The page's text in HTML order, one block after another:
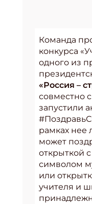
Команда
конкурса
одного из
«Россия –
совместно
запустили
рамках
может
открыткой
символом
или
учителя и